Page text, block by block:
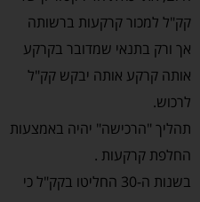
קק"ל למכור קרקעות ברשותה
אך ורק בתנאי שמדובר בקרקע
אותה קרקע אותה יבקש קק"ל
לרכוש.
תהליך "הרכישה" יהיה באמצעות
החלפת קרקעות .
בשנות ה-30 החליטו בקק"ל כי